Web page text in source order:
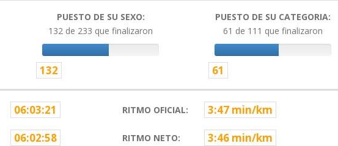
PUESTO DE SU SEXO:
132 de 233 que finalizaron
132
PUESTO DE SU CATEGORIA:
61 de 111 que finalizaron
61
06:03:21 RITMO OFICIAL: 3:47 min/km
06:02:58 RITMO NETO: 3:46 min/km